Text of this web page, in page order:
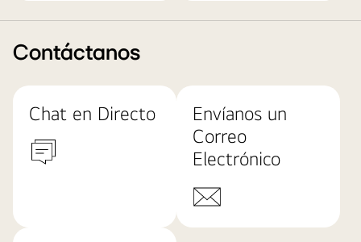
Contáctanos
Chat en Directo
Envíanos un
Correo
Electrónico